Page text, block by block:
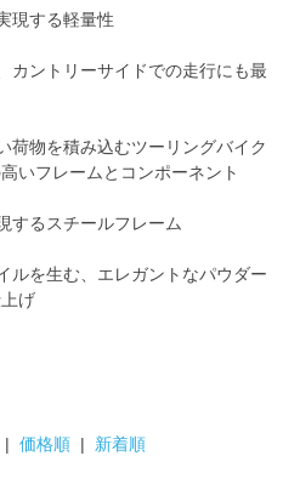
現する軽量性
カントリーサイドでの走行にも最
荷物を積み込むツーリングバイク
いフレームとコンポーネント
するスチールフレーム
ルを生む、エレガントなパウダー
げ
| 価格順 | 新着順